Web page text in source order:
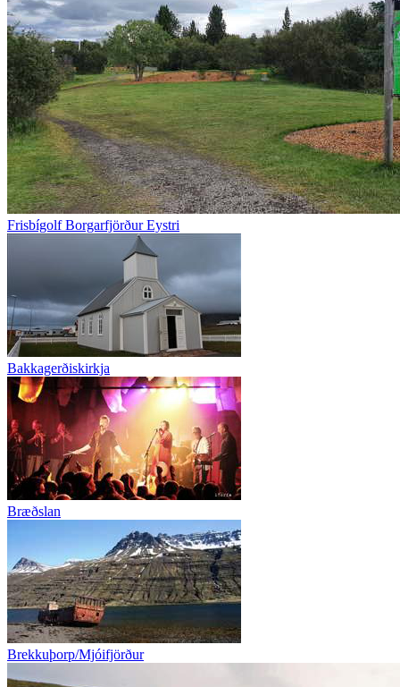
Frisbígolf Borgarfjörður Eystri
Bakkagerðiskirkja
Bræðslan
Brekkuþorp/Mjóifjörður